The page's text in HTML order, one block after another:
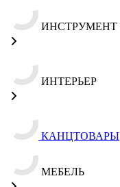
ИНСТРУМЕНТ
ИНТЕРЬЕР
КАНЦТОВАРЫ
МЕБЕЛЬ